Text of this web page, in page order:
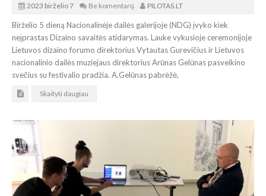
2023 birželio 7 Be komentarų PILOTAS.LT
Birželio 5 dieną Nacionalinėje dailės galerijoje (NDG) įvyko kiek
neįprastas Dizaino savaitės atidarymas. Lauke vykusioje ceremonijoje
Lietuvos dizaino forumo direktorius Vytautas Gurevičius ir Lietuvos
nacionalinio dailės muziejaus direktorius Arūnas Gelūnas pasveikino
svečius su festivalio pradžia. A.Gelūnas pabrėžė,
Skaityti daugiau